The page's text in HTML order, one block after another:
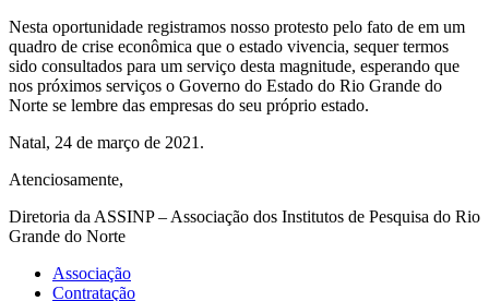
Nesta oportunidade registramos nosso protesto pelo fato de em um
quadro de crise econômica que o estado vivencia, sequer termos
sido consultados para um serviço desta magnitude, esperando que
nos próximos serviços o Governo do Estado do Rio Grande do
Norte se lembre das empresas do seu próprio estado.
Natal, 24 de março de 2021.
Atenciosamente,
Diretoria da ASSINP – Associação dos Institutos de Pesquisa do Rio
Grande do Norte
Associação
Contratação